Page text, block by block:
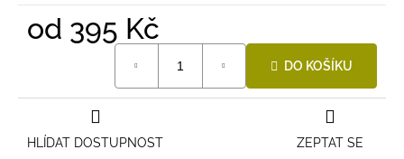
od 395 Kč
DO KOŠÍKU
ZEPTAT SE
HLÍDAT DOSTUPNOST